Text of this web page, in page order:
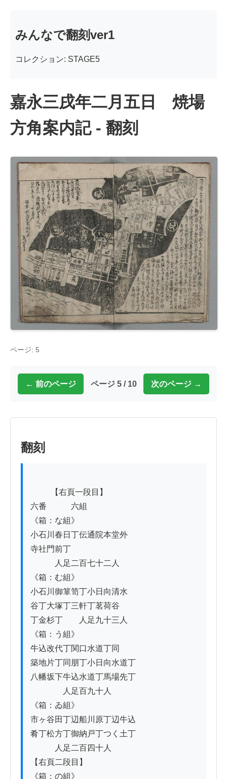
みんなで翻刻ver1
コレクション: STAGE5
嘉永三戌年二月五日 焼場
方角案内記 - 翻刻
ページ: 5
← 前のページ ページ 5 / 10 次のページ →
翻刻
六番　　　六組
《箱：な組》
小石川春日丁伝通院本堂外
寺社門前丁
人足二百七十二人
《箱：む組》
小石川御箪笥丁小日向清水
谷丁大塚丁三軒丁茗荷谷
丁金杉丁　　人足九十三人
《箱：う組》
牛込改代丁関口水道丁同
築地片丁同朋丁小日向水道丁
八幡坂下牛込水道丁馬場先丁
人足百九十人
《箱：ゐ組》
市ヶ谷田丁辺船川原丁辺牛込
肴丁松方丁御納戸丁つく土丁
人足二百四十人
【右頁二段目】
《箱：の組》